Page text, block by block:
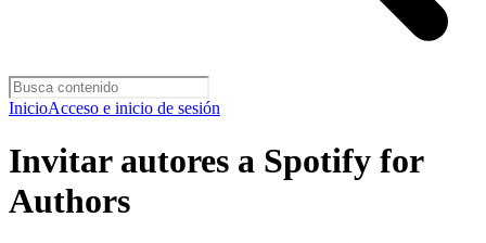
InicioAcceso e inicio de sesión
Invitar autores a Spotify for
Authors